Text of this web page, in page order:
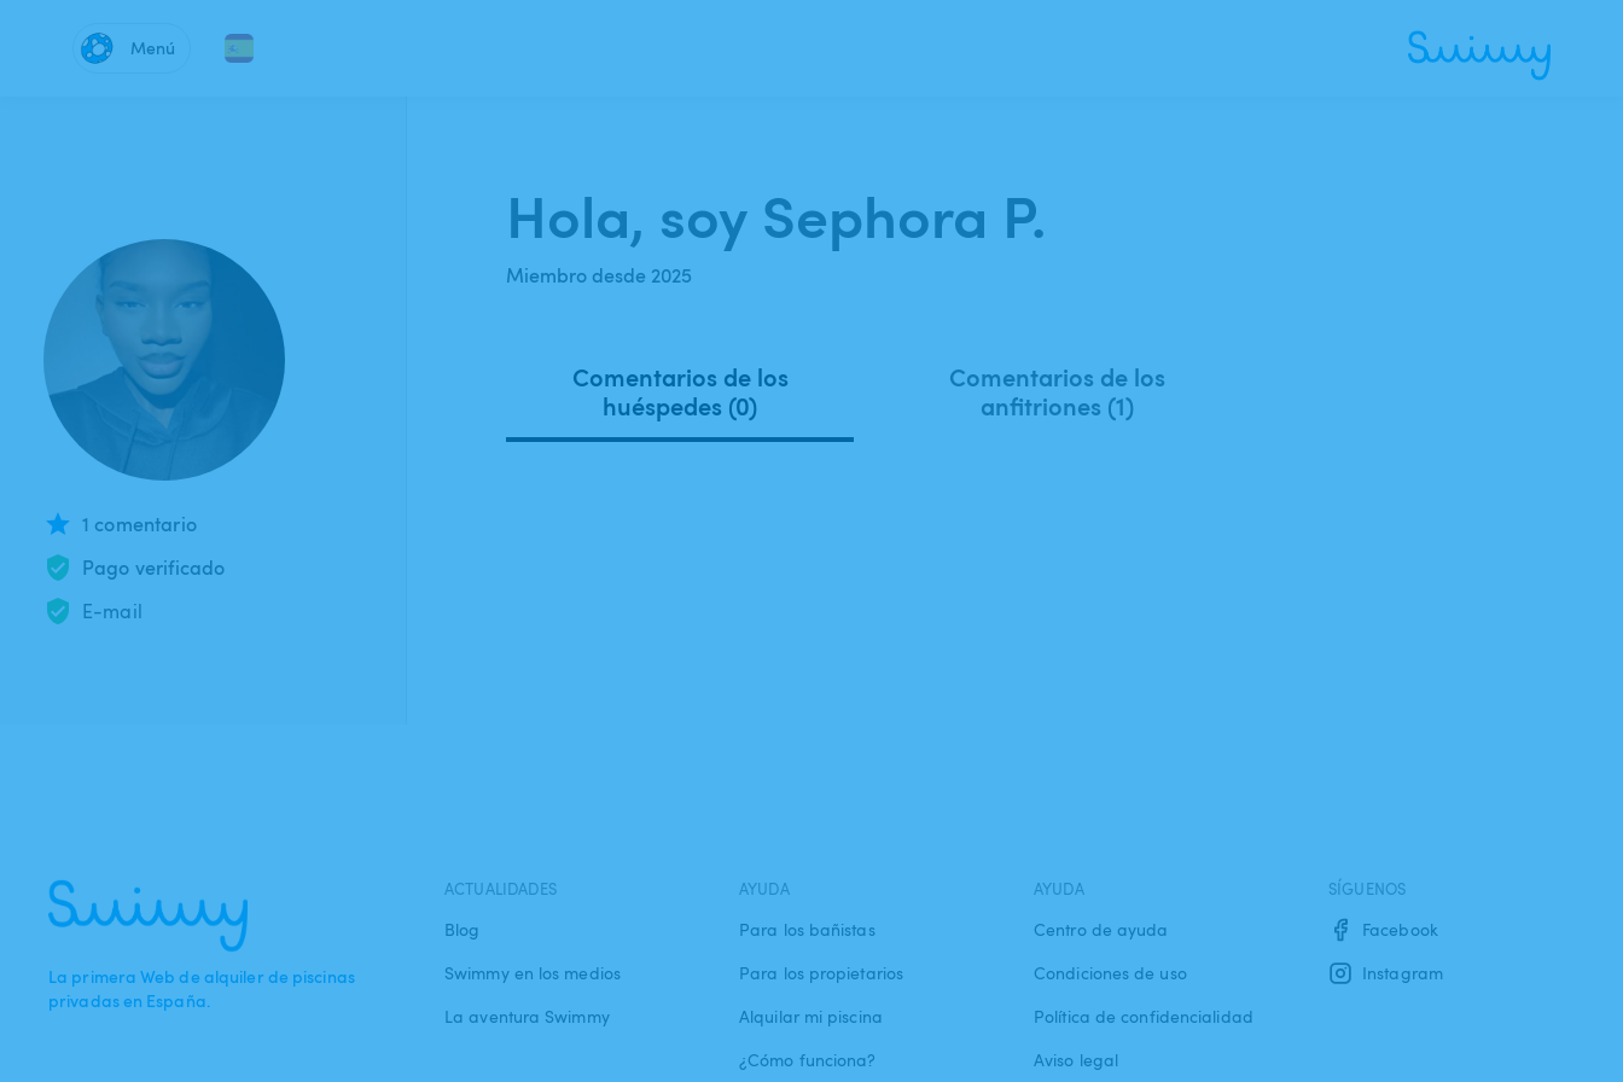
Menú
1 comentario
Pago verificado
E-mail
Hola, soy Sephora P.
Miembro desde 2025
Comentarios de los
huéspedes (0)
Comentarios de los
anfitriones (1)
La primera Web de alquiler de piscinas
privadas en España.
ACTUALIDADES
Blog
Swimmy en los medios
La aventura Swimmy
AYUDA
Para los bañistas
Para los propietarios
Alquilar mi piscina
¿Cómo funciona?
AYUDA
Centro de ayuda
Condiciones de uso
Política de confidencialidad
Aviso legal
SÍGUENOS
Facebook
Instagram